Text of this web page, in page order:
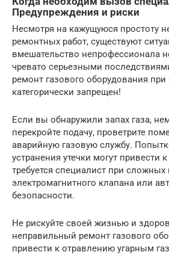
Предупреждения и риски
Несмотря на кажущуюся простоту
ремонтных работ, существуют
вмешательство непрофессионала
чревато серьезными
ремонт газового оборудования при
категорически запрещен!
Если вы обнаружили запах газа,
перекройте подачу, проветрите
аварийную газовую службу.
устранения утечки могут привести
требуется специалист при сложных
электромагнитного клапана или
безопасности.
Не рискуйте своей жизнью и
неправильный ремонт газового
привести к отравлению угарным